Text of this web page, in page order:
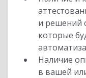
и решений
которые
Наличие
в вашей